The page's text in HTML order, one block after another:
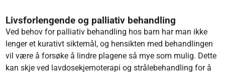
Livsforlengende og palliativ behandling
Ved behov for palliativ behandling hos barn har man ikke
lenger et kurativt siktemål, og hensikten med behandlingen
vil være å forsøke å lindre plagene så mye som mulig. Dette
kan skje ved lavdosekjemoterapi og strålebehandling for å